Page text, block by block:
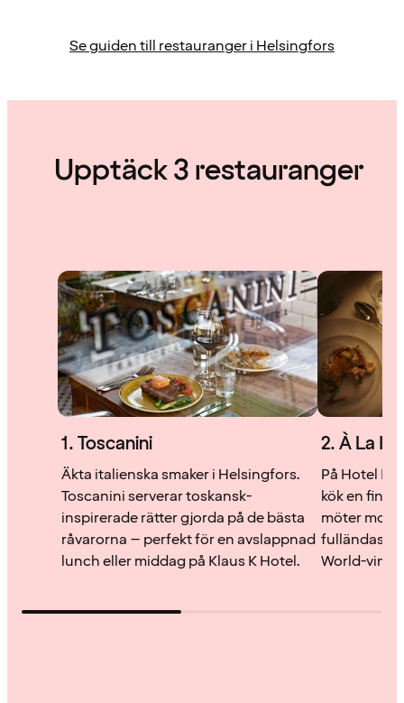
Se guiden till restauranger i Helsingfors
Upptäck 3 restauranger
1. Toscanini
Äkta italienska smaker i Helsingfors.
Toscanini serverar toskansk-
inspirerade rätter gjorda på de bästa
råvarorna – perfekt för en avslappnad
lunch eller middag på Klaus K Hotel.
2. À La
På Hotel
kök en
möter
fulländas
World-viner